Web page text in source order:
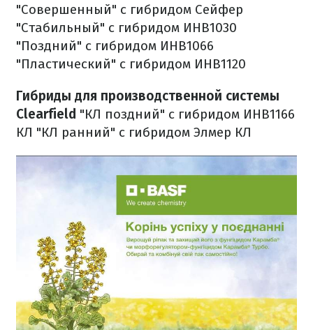
"Совершенный" с гибридом Сейфер
"Стабильный" с гибридом ИНВ1030
"Поздний" с гибридом ИНВ1066
"Пластический" с гибридом ИНВ1120
Гибриды для производственной системы
Clearfield "КЛ поздний" с гибридом ИНВ1166
КЛ "КЛ ранний" с гибридом Элмер КЛ